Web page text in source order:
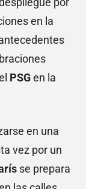
en la
PSGen la
en una
vez por un
se prepara